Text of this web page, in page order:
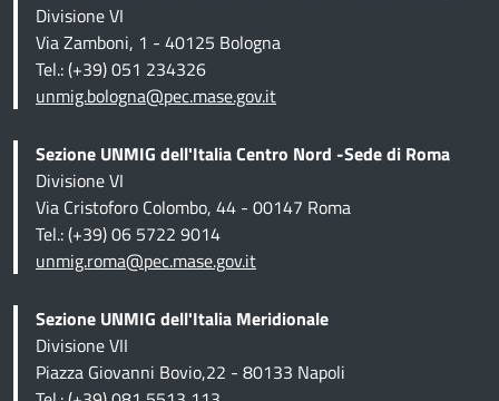
Divisione VI
Via Zamboni, 1 - 40125 Bologna
Tel.: (+39) 051 234326
unmig.bologna@pec.mase.gov.it
Sezione UNMIG dell'Italia Centro Nord -Sede di Roma
Divisione VI
Via Cristoforo Colombo, 44 - 00147 Roma
Tel.: (+39) 06 5722 9014
unmig.roma@pec.mase.gov.it
Sezione UNMIG dell'Italia Meridionale
Divisione VII
Piazza Giovanni Bovio,22 - 80133 Napoli